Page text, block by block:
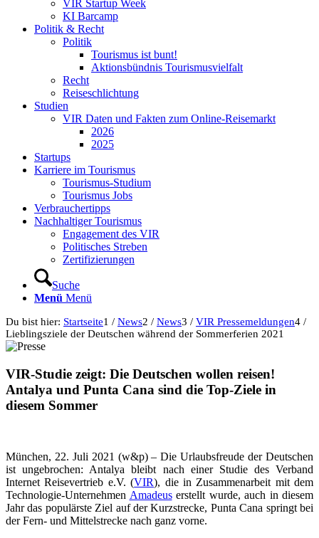
VIR Startup Week
KI Barcamp
Politik & Recht
Politik
Tourismus ist bunt!
Aktionsbündnis Tourismusvielfalt
Recht
Reiseschlichtung
Studien
VIR Daten und Fakten zum Online-Reisemarkt
2026
2025
Startups
Karriere im Tourismus
Tourismus-Studium
Tourismus Jobs
Verbrauchertipps
Nachhaltiger Tourismus
Engagement des VIR
Politisches Streben
Zertifizierungen
Suche
Menü Menü
Du bist hier: Startseite1 / News2 / News3 / VIR Pressemeldungen4 /
Lieblingsziele der Deutschen während der Sommerferien 2021
VIR-Studie zeigt: Die Deutschen wollen reisen!
Antalya und Punta Cana sind die Top-Ziele in
diesem Sommer
München, 22. Juli 2021 (w&p) – Die Urlaubsfreude der Deutschen
ist ungebrochen: Antalya bleibt nach einer Studie des Verband
Internet Reisevertrieb e.V. (VIR), die in Zusammenarbeit mit dem
Technologie-Unternehmen Amadeuserstellt wurde, auch in diesem
Jahr das populärste Ziel auf der Kurzstrecke, Punta Cana springt bei
der Fern- und Mittelstrecke nach ganz vorne.